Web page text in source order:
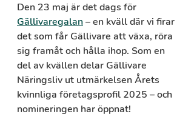
Den 23 maj är det dags för
Gällivaregalan – en kväll där vi firar
det som får Gällivare att växa, röra
sig framåt och hålla ihop. Som en
del av kvällen delar Gällivare
Näringsliv ut utmärkelsen Årets
kvinnliga företagsprofil 2025 – och
nomineringen har öppnat!